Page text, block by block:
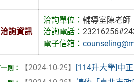
洽詢資訊
洽詢單位：輔導室陳老師
洽詢電話：
電子信箱：
【2024-10-29】
[114升大學]中